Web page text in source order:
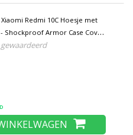
Xiaomi Redmi 10C Hoesje met
- Shockproof Armor Case Cover